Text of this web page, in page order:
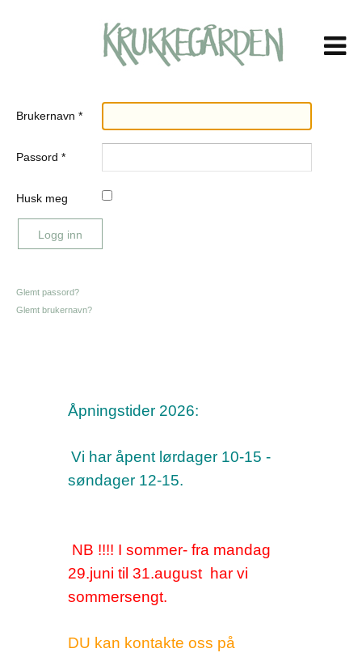
Brukernavn *
Passord *
Husk meg
Logg inn
Glemt passord?
Glemt brukernavn?
Åpningstider 2026:
Vi har åpent lørdager 10-15 -
søndager 12-15.
NB !!!! I sommer- fra mandag
29.juni til 31.august har vi
sommersengt.
DU kan kontakte oss på